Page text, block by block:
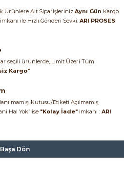
Ürünlere Ait Siparişleriniz Aynı Gün Kargo
ile Hızlı Gönderi Sevki: ARI PROSES
seçili ürünlerde, Limit Üzeri Tüm
Kargo"
Kutusu/Etiketi Açılmamış,
Hal Yok” ise "Kolay İade" imkanı : ARI
Başa Dön